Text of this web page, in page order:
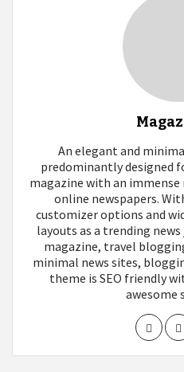
An elegant and
predominantly designed
magazine with an
online newspapers.
customizer options and
layouts as a trending
magazine, travel
minimal news sites,
theme is SEO friendly
awesome